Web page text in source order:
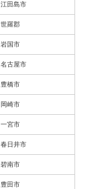
江田島市
世羅郡
岩国市
名古屋市
豊橋市
岡崎市
一宮市
春日井市
碧南市
豊田市